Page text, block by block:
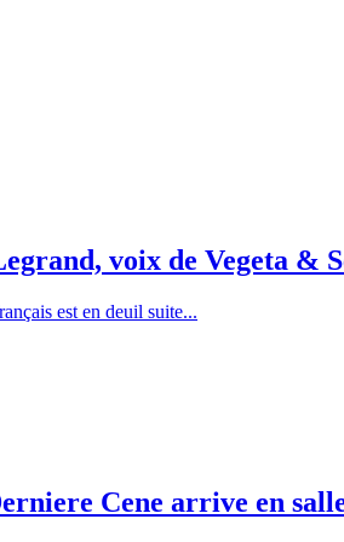
voix de Vegeta &
est en deuil suite...
Cene arrive en